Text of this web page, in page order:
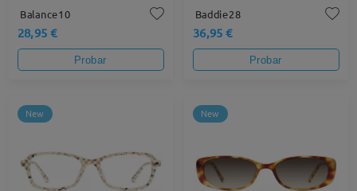
Balance10
28,95 €
Probar
Baddie28
36,95 €
Probar
New New